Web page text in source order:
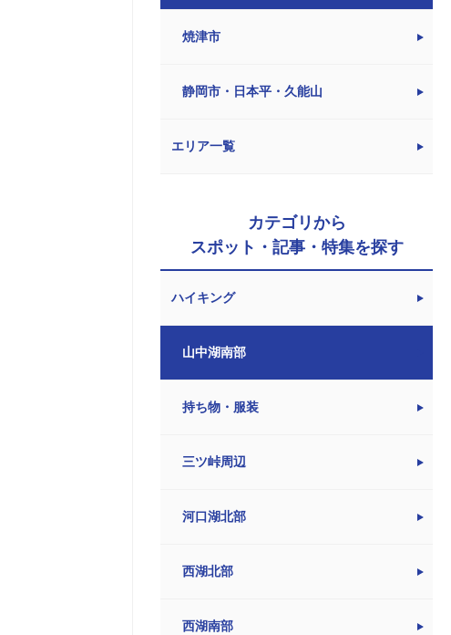
焼津市
静岡市・日本平・久能山
エリア一覧
カテゴリから
スポット・記事・特集を探す
ハイキング
山中湖南部
持ち物・服装
三ツ峠周辺
河口湖北部
西湖北部
西湖南部